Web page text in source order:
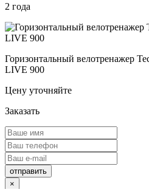
2 года
Горизонтальный велотренажер
LIVE 900
Цену уточняйте
Заказать
отправить
×